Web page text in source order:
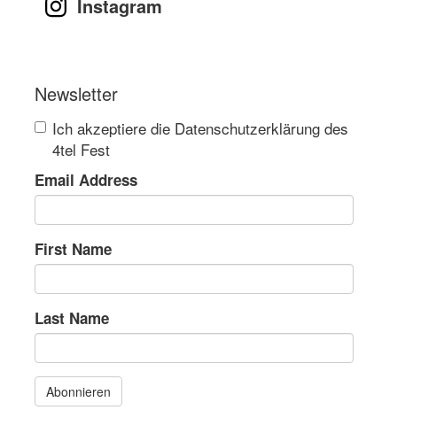
Instagram
Newsletter
Ich akzeptiere die Datenschutzerklärung des
4tel Fest
Email Address
First Name
Last Name
Abonnieren